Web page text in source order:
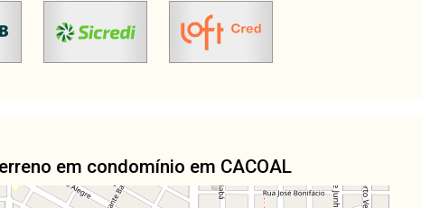
em condomínio em CACOAL